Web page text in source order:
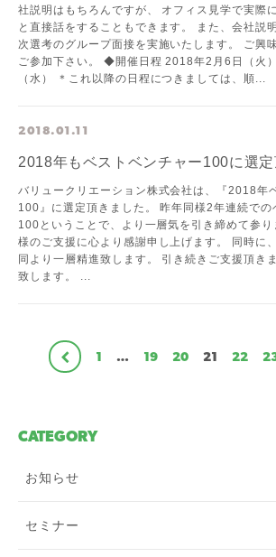
社説明はもちろんですが、 オフィス見学で実際
と直接話をすることもできます。 また、会社説
次選考のグループ面接を実施いたします。 ご興
ご参加下さい。 ◆開催日程 2018年2月6日（火
（水） ＊これ以降の日程につきましては、順...
2018.01.11
2018年もベストベンチャー100に選定
バリュークリエーション株式会社は、『2018年
100』に選定頂きました。 昨年同様2年連続での
100ということで、より一層気を引き締めて参
様のご支援に心より感謝申し上げます。 同時に
同より一層精進致します。 引き続きご支援頂き
致します。 ...
1 … 19 20 21 22
CATEGORY
お知らせ
セミナー